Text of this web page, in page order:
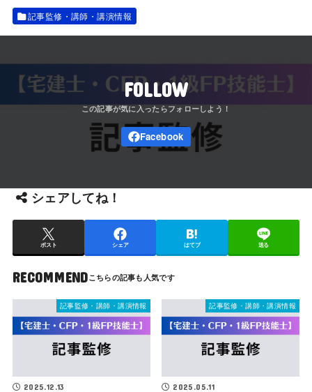
記事監修・講師・講演情報
FOLLOW
シェアしてね！
ポスト シェア はてブ 送る
RECOMMEND
記事監修・講師・講演情報
2025.12.13
記事監修・講師・講演情報
2025.05.11